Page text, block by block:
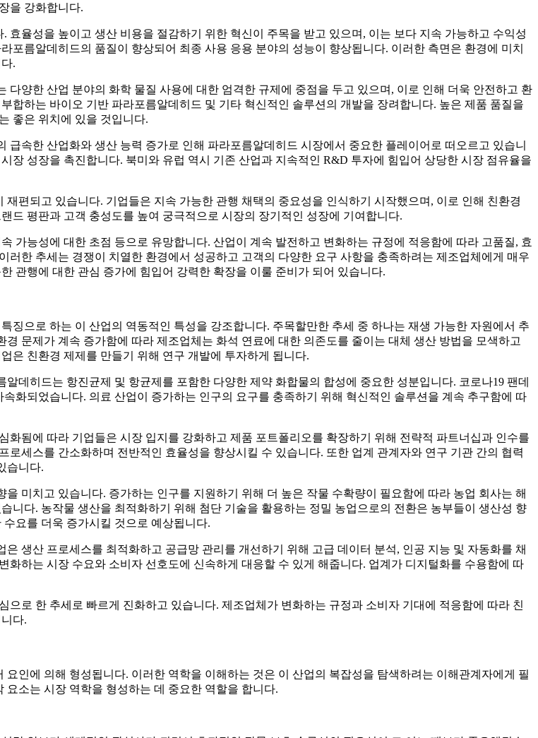
을 강화합니다.
율성을 높이고 생산 비용을 절감하기 위한 혁신이 주목을 받고 있으며, 이는 보다 지속 가능하고 수익성
름알데히드의 품질이 향상되어 최종 사용 응용 분야의 성능이 향상됩니다. 이러한 측면은 환경에 미치
.
양한 산업 분야의 화학 물질 사용에 대한 엄격한 규제에 중점을 두고 있으며, 이로 인해 더욱 안전하고 환
합하는 바이오 기반 파라포름알데히드 및 ​​기타 혁신적인 솔루션의 개발을 장려합니다. 높은 제품 품질을
좋은 위치에 있을 것입니다.
속한 산업화와 생산 능력 증가로 인해 파라포름알데히드 시장에서 중요한 플레이어로 떠오르고 있습니
장 성장을 촉진합니다. 북미와 유럽 역시 기존 산업과 지속적인 R&D 투자에 힘입어 상당한 시장 점유율을
편되고 있습니다. 기업들은 지속 가능한 관행 채택의 중요성을 인식하기 시작했으며, 이로 인해 친환경
드 평판과 고객 충성도를 높여 궁극적으로 시장의 장기적인 성장에 기여합니다.
가능성에 대한 초점 등으로 유망합니다. 산업이 계속 발전하고 변화하는 규정에 적응함에 따라 고품질, 효
한 추세는 경쟁이 치열한 환경에서 성공하고 고객의 다양한 요구 사항을 충족하려는 제조업체에게 매우
관행에 대한 관심 증가에 힘입어 강력한 확장을 이룰 준비가 되어 있습니다.
징으로 하는 이 산업의 역동적인 특성을 강조합니다. 주목할만한 추세 중 하나는 재생 가능한 자원에서 추
문제가 계속 증가함에 따라 제조업체는 화석 연료에 대한 의존도를 줄이는 대체 생산 방법을 모색하고
은 친환경 제제를 만들기 위해 연구 개발에 투자하게 됩니다.
데히드는 항진균제 및 항균제를 포함한 다양한 제약 화합물의 합성에 중요한 성분입니다. 코로나19 팬데
화되었습니다. 의료 산업이 증가하는 인구의 요구를 충족하기 위해 혁신적인 솔루션을 계속 추구함에 따
됨에 따라 기업들은 시장 입지를 강화하고 제품 포트폴리오를 확장하기 위해 전략적 파트너십과 인수를
세스를 간소화하며 전반적인 효율성을 향상시킬 수 있습니다. 또한 업계 관계자와 연구 기관 간의 협력
습니다.
미치고 있습니다. 증가하는 인구를 지원하기 위해 더 높은 작물 수확량이 필요함에 따라 농업 회사는 해
니다. 농작물 생산을 최적화하기 위해 첨단 기술을 활용하는 정밀 농업으로의 전환은 농부들이 생산성 향
요를 더욱 증가시킬 것으로 예상됩니다.
생산 프로세스를 최적화하고 공급망 관리를 개선하기 위해 고급 데이터 분석, 인공 지능 및 자동화를 채
하는 시장 수요와 소비자 선호도에 신속하게 대응할 수 있게 해줍니다. 업계가 디지털화를 수용함에 따
로 한 추세로 빠르게 진화하고 있습니다. 제조업체가 변화하는 규정과 소비자 기대에 적응함에 따라 친
다.
인에 의해 형성됩니다. 이러한 역학을 이해하는 것은 이 산업의 복잡성을 탐색하려는 이해관계자에게 필
소는 시장 역학을 형성하는 데 중요한 역할을 합니다.